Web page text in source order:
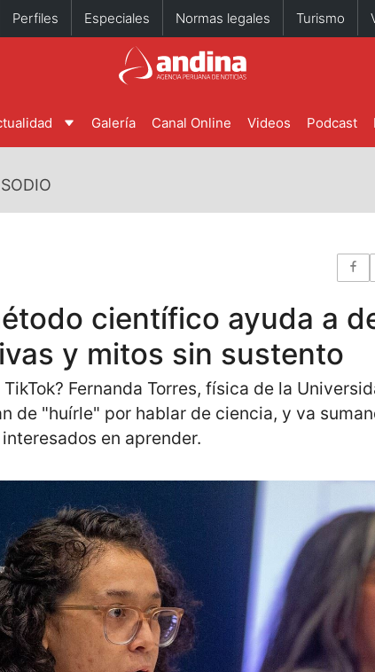
Perfiles Especiales Normas legales Turismo
Galería Canal Online Videos Podcast
científico ayuda a
y mitos sin sustento
Fernanda Torres, física de la
de "huírle" por hablar de ciencia, y va
en aprender.